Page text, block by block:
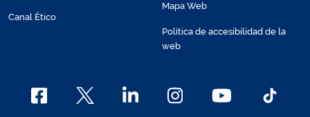
Canal Ético
Mapa Web
Política de accesibilidad de la
web